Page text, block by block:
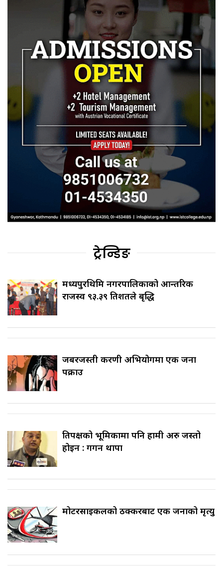
ट्रेन्डिङ
मध्यपुरथिमि नगरपालिकाको आन्तरिक
राजस्व ९३.३९ प्रतिशतले बृद्धि
जबरजस्ती करणी अभियोगमा एक जना
पक्राउ
प्रतिपक्षको भूमिकामा पनि हामी अरु जस्तो
होइन : गगन थापा
मोटरसाइकलको ठक्करबाट एक जनाको मृत्यु